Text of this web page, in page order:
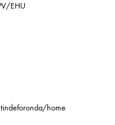
EHU
home